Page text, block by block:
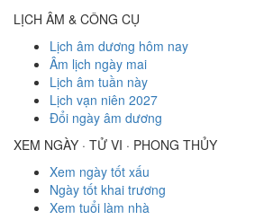
LỊCH ÂM & CÔNG CỤ
Lịch âm dương hôm nay
Âm lịch ngày mai
Lịch âm tuần này
Lịch vạn niên 2027
Đổi ngày âm dương
XEM NGÀY · TỬ VI · PHONG THỦY
Xem ngày tốt xấu
Ngày tốt khai trương
Xem tuổi làm nhà